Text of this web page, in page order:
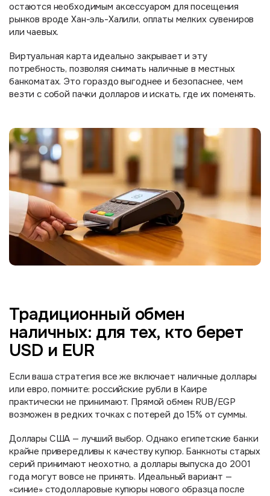
остаются необходимым аксессуаром для посещения
рынков вроде Хан-эль-Халили, оплаты мелких сувениров
или чаевых.
Виртуальная карта идеально закрывает и эту
потребность, позволяя снимать наличные в местных
банкоматах. Это гораздо выгоднее и безопаснее, чем
везти с собой пачки долларов и искать, где их поменять.
Традиционный обмен
наличных: для тех, кто берет
USD и EUR
Если ваша стратегия все же включает наличные доллары
или евро, помните: российские рубли в Каире
практически не принимают. Прямой обмен RUB/EGP
возможен в редких точках с потерей до 15% от суммы.
Доллары США — лучший выбор. Однако египетские банки
крайне привередливы к качеству купюр. Банкноты старых
серий принимают неохотно, а доллары выпуска до 2001
года могут вовсе не принять. Идеальный вариант —
«синие» стодолларовые купюры нового образца после